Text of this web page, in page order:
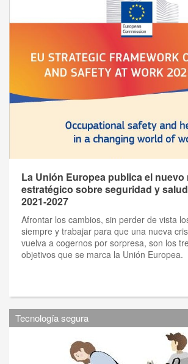
La Unión Europea publica el nuevo
estratégico sobre seguridad y
2021-2027
Afrontar los cambios, sin perder de vista
siempre y trabajar para que una nueva
vuelva a cogernos por sorpresa, son los
objetivos que se marca la Unión Europea.
Tecnología segura